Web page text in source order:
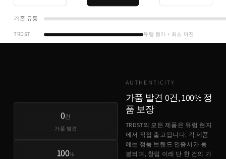
기존 유통
TRDST 유럽 원가 + 최소 마진
AUTHENTICITY
가품 발견 0건, 100% 정
품 보장
TRDST의 모든 제품은 유럽 현지
에서 직접 출고됩니다. 각 제품
에는 정품 브랜드 인증서가 동
봉되며, 창립 이래 단 한 건의 가
0건
가품 발견
100%